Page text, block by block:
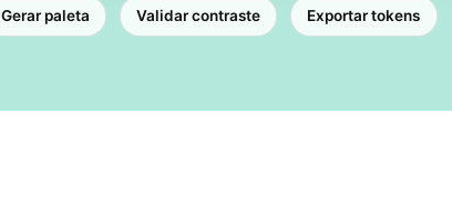
Gerar paleta Validar contraste Exportar tokens